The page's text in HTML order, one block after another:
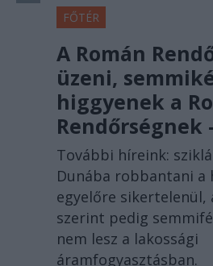
FŐTÉR
A Román
üzeni,
higgyenek a
Rendőrségnek
További híreink:
Dunába robbantani a
egyelőre sikertelenül,
szerint pedig
nem lesz a lakossági
áramfogyasztásban.